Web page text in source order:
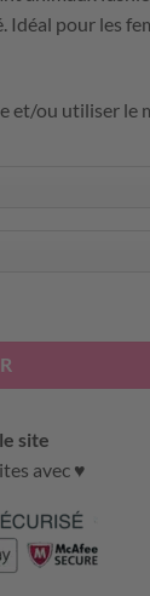
Idéal pour les
et/ou utiliser le
site
avec ♥